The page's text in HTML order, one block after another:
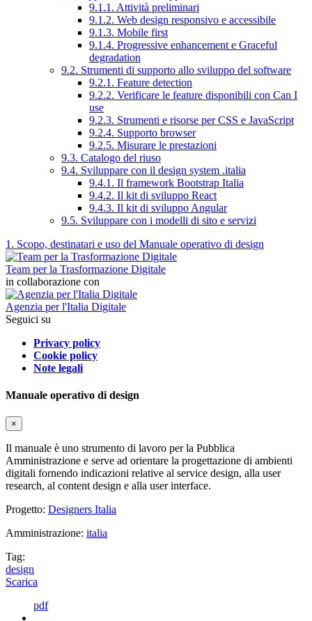
9.1.1. Attività preliminari
9.1.2. Web design responsivo e accessibile
9.1.3. Mobile first
9.1.4. Progressive enhancement e Graceful
degradation
9.2. Strumenti di supporto allo sviluppo del software
9.2.1. Feature detection
9.2.2. Verificare le feature disponibili con Can I
use
9.2.3. Strumenti e risorse per CSS e JavaScript
9.2.4. Supporto browser
9.2.5. Misurare le prestazioni
9.3. Catalogo del riuso
9.4. Sviluppare con il design system .italia
9.4.1. Il framework Bootstrap Italia
9.4.2. Il kit di sviluppo React
9.4.3. Il kit di sviluppo Angular
9.5. Sviluppare con i modelli di sito e servizi
1. Scopo, destinatari e uso del Manuale operativo di design
Team per la Trasformazione Digitale
in collaborazione con
Agenzia per l'Italia Digitale
Seguici su
Privacy policy
Cookie policy
Note legali
Manuale operativo di design
×
Il manuale è uno strumento di lavoro per la Pubblica
Amministrazione e serve ad orientare la progettazione di ambienti
digitali fornendo indicazioni relative al service design, alla user
research, al content design e alla user interface.
Progetto: Designers Italia
Amministrazione: italia
Tag:
design
Scarica
pdf